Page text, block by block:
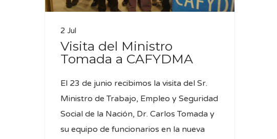
2 Jul
Visita del Ministro
Tomada a CAFYDMA
El 23 de junio recibimos la visita del Sr.
Ministro de Trabajo, Empleo y Seguridad
Social de la Nación, Dr. Carlos Tomada y
su equipo de funcionarios en la nueva